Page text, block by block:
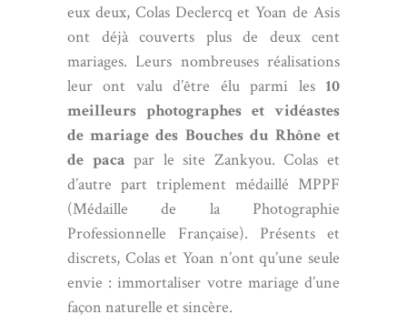
eux deux, Colas Declercq et Yoan de Asis
ont déjà couverts plus de deux cent
mariages. Leurs nombreuses réalisations
leur ont valu d’être élu parmi les 10
meilleurs photographes et vidéastes
de mariage des Bouches du Rhône et
de paca par le site Zankyou. Colas et
d’autre part triplement médaillé MPPF
(Médaille de la Photographie
Professionnelle Française). Présents et
discrets, Colas et Yoan n’ont qu’une seule
envie : immortaliser votre mariage d’une
façon naturelle et sincère.